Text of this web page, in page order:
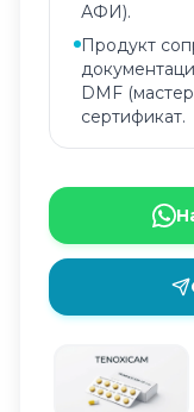
АФИ).
Продукт
DMF
сертификат.